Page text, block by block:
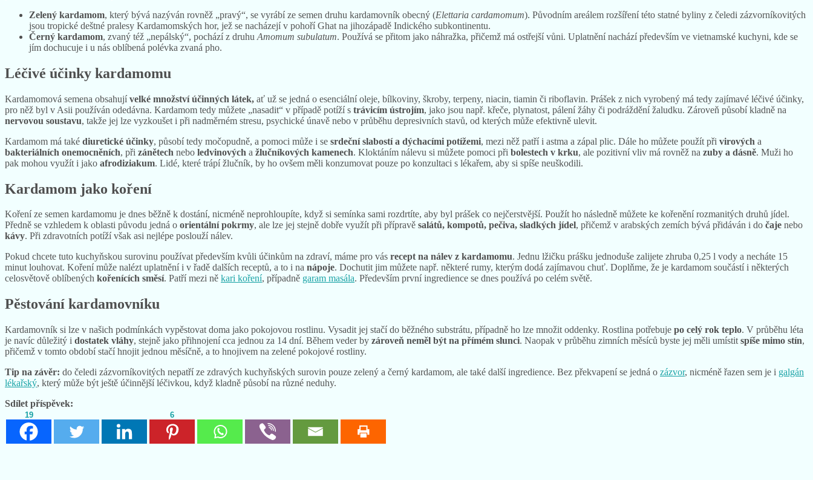
Zelený kardamom, který bývá nazýván rovněž „pravý“, se vyrábí ze semen druhu kardamovník obecný (Elettaria cardamomum). Původním areálem rozšíření této statné byliny z čeledi zázvorníkovitých
jsou tropické deštné pralesy Kardamomských hor, jež se nacházejí v pohoří Ghat na jihozápadě Indického subkontinentu.
Černý kardamom, zvaný též „nepálský“, pochází z druhu Amomum subulatum. Používá se přitom jako náhražka, přičemž má ostřejší vůni. Uplatnění nachází především ve vietnamské kuchyni, kde se
jím dochucuje i u nás oblíbená polévka zvaná pho.
Léčivé účinky kardamomu
Kardamomová semena obsahujívelké množství účinných látek, ať už se jedná o esenciální oleje, bílkoviny, škroby, terpeny, niacin, tiamin či riboflavin. Prášek z nich vyrobený má tedy zajímavé léčivé účinky,
pro něž byl v Asii používán odedávna. Kardamom tedy můžete „nasadit“ v případě potíží s trávicím ústrojím, jako jsou např. křeče, plynatost, pálení žáhy či podráždění žaludku. Zároveň působí kladně na
nervovou soustavu, takže jej lze vyzkoušet i při nadměrném stresu, psychické únavě nebo v průběhu depresivních stavů, od kterých může efektivně ulevit.
Kardamom má také diuretické účinky, působí tedy močopudně, a pomoci může i se srdeční slabostí a dýchacími potížemi, mezi něž patří i astma a zápal plic. Dále ho můžete použít při virových a
bakteriálních onemocněních, při zánětech nebo ledvinových a žlučníkových kamenech. Kloktáním nálevu si můžete pomoci při bolestech v krku, ale pozitivní vliv má rovněž na zuby a dásně. Muži ho
pak mohou využít i jako afrodiziakum. Lidé, které trápí žlučník, by ho ovšem měli konzumovat pouze po konzultaci s lékařem, aby si spíše neuškodili.
Kardamom jako koření
Koření ze semen kardamomu je dnes běžně k dostání, nicméně neprohloupíte, když si semínka sami rozdrtíte, aby byl prášek co nejčerstvější. Použít ho následně můžete ke kořenění rozmanitých druhů jídel.
Předně se vzhledem k oblasti původu jedná o orientální pokrmy, ale lze jej stejně dobře využít při přípravě salátů, kompotů, pečiva, sladkých jídel, přičemž v arabských zemích bývá přidáván i do čaje nebo
kávy. Při zdravotních potíží však asi nejlépe poslouží nálev.
Pokud chcete tuto kuchyňskou surovinu používat především kvůli účinkům na zdraví, máme pro vás recept na nálev z kardamomu. Jednu lžičku prášku jednoduše zalijete zhruba 0,25 l vody a necháte 15
minut louhovat. Koření může nalézt uplatnění i v řadě dalších receptů, a to i na nápoje. Dochutit jim můžete např. některé rumy, kterým dodá zajímavou chuť. Doplňme, že je kardamom součástí i některých
celosvětově oblíbených kořenících směsí. Patří mezi ně kari koření, případně garam masála. Především první ingredience se dnes používá po celém světě.
Pěstování kardamovníku
Kardamovník si lze v našich podmínkách vypěstovat doma jako pokojovou rostlinu. Vysadit jej stačí do běžného substrátu, případně ho lze množit oddenky. Rostlina potřebuje po celý rok teplo. V průběhu léta
je navíc důležitý i dostatek vláhy, stejně jako přihnojení cca jednou za 14 dní. Během veder by zároveň neměl být na přímém slunci. Naopak v průběhu zimních měsíců byste jej měli umístit spíše mimo stín,
přičemž v tomto období stačí hnojit jednou měsíčně, a to hnojivem na zelené pokojové rostliny.
Tip na závěr: do čeledi zázvorníkovitých nepatří ze zdravých kuchyňských surovin pouze zelený a černý kardamom, ale také další ingredience. Bez překvapení se jedná o zázvor, nicméně řazen sem je i galgán
lékařský, který může být ještě účinnější léčivkou, když kladně působí na různé neduhy.
Sdílet příspěvek:
19 6